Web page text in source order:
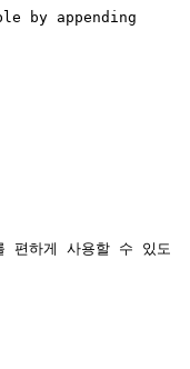
by appending
편하게 사용할 수 있도